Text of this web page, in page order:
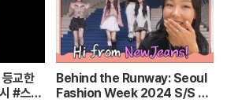
교한
#스브
Behind the Runway: Seoul
Fashion Week 2024 S/S Up